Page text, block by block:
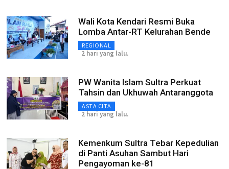
Wali Kota Kendari Resmi Buka
Lomba Antar-RT Kelurahan Bende
REGIONAL
2 hari yang lalu.
PW Wanita Islam Sultra Perkuat
Tahsin dan Ukhuwah Antaranggota
ASTA CITA
2 hari yang lalu.
Kemenkum Sultra Tebar Kepedulian
di Panti Asuhan Sambut Hari
Pengayoman ke-81